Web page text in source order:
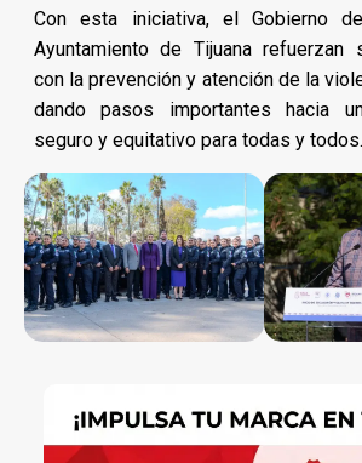
Con esta iniciativa, el Gobierno
Ayuntamiento de Tijuana refuerzan
con la prevención y atención de la
dando pasos importantes hacia
seguro y equitativo para todas y todos.